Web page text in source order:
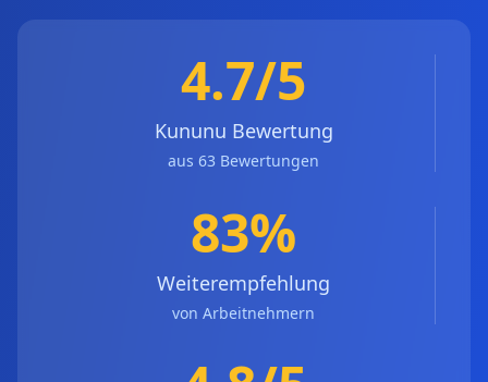
4.7/5
Kununu Bewertung
aus 63 Bewertungen
83%
Weiterempfehlung
von Arbeitnehmern